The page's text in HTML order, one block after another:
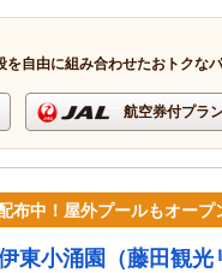
を自由に組み合わせたおトクな
航空券付プラ
布中！屋外プールもオープ
東小涌園（藤田観光